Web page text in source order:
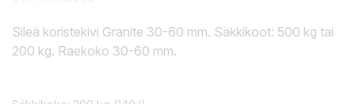
Sileä koristekivi Granite 30-60 mm. Säkkikoot: 500 kg tai
200 kg. Raekoko 30-60 mm.